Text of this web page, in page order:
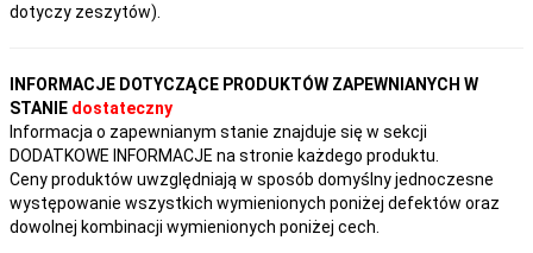
dotyczy zeszytów).
INFORMACJE DOTYCZĄCE PRODUKTÓW ZAPEWNIANYCH W
STANIE dostateczny
Informacja o zapewnianym stanie znajduje się w sekcji
DODATKOWE INFORMACJE na stronie każdego produktu.
Ceny produktów uwzględniają w sposób domyślny jednoczesne
występowanie wszystkich wymienionych poniżej defektów oraz
dowolnej kombinacji wymienionych poniżej cech.